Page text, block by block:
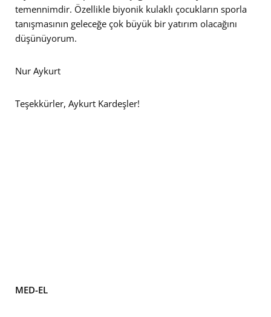
temennimdir. Özellikle biyonik kulaklı çocukların sporla
tanışmasının geleceğe çok büyük bir yatırım olacağını
düşünüyorum.
Nur Aykurt
Teşekkürler, Aykurt Kardeşler!
MED-EL